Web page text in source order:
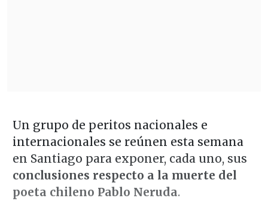
Un grupo de peritos nacionales e
internacionales se reúnen esta semana
en Santiago para exponer, cada uno, sus
conclusiones respecto a la muerte del
poeta chileno Pablo Neruda.